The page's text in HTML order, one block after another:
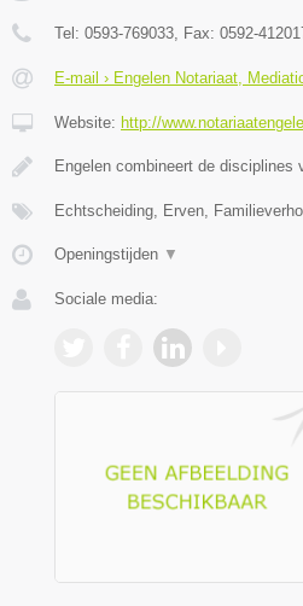
Tel: 0593-769033, Fax: 0592-
E-mail › Engelen Notariaat,
Website: http://
Engelen combineert de disciplines
Echtscheiding, Erven,
Openingstijden ▼
Sociale media: